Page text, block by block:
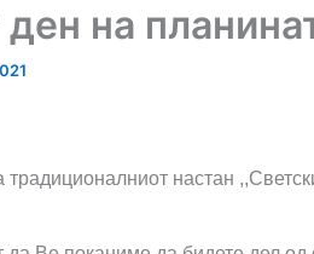
на
традиционалниот настан